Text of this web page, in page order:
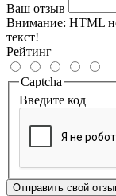
Ваш отзыв
Внимание: HTML
текст!
Рейтинг
Captcha
Введите код
Отправить свой